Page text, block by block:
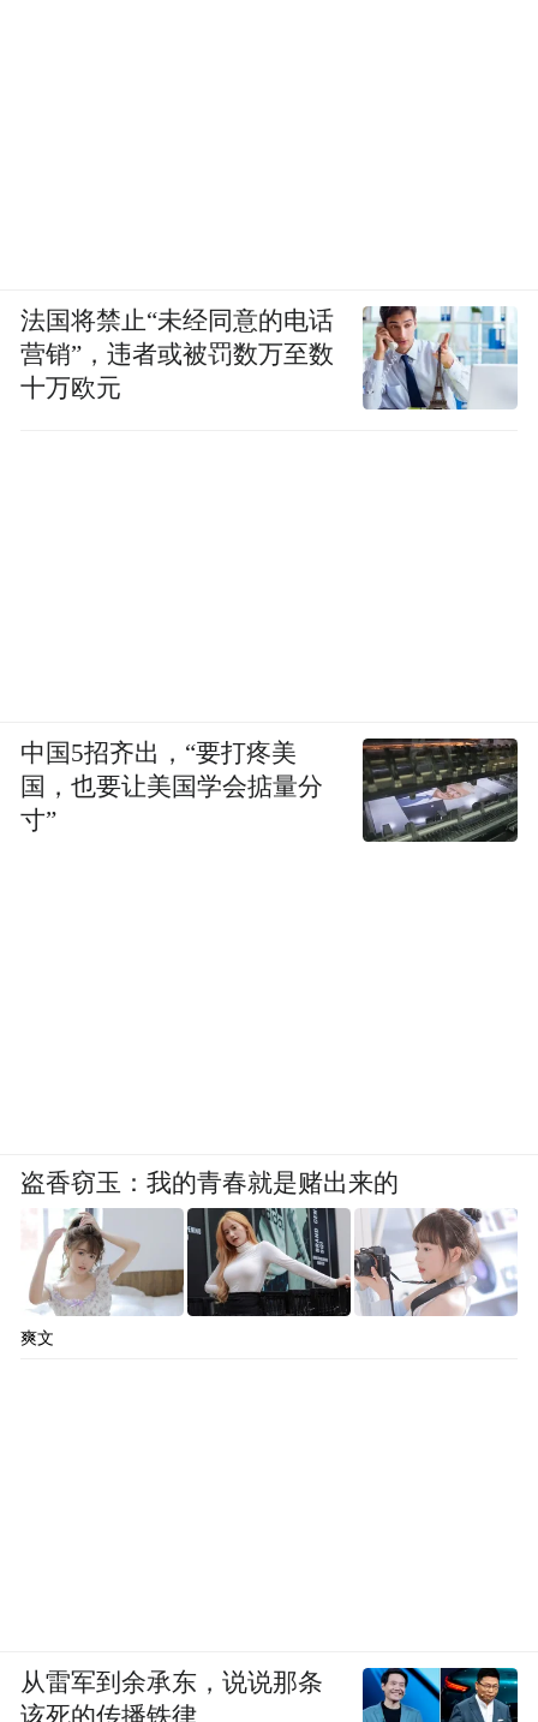
法国将禁止“未经同意的电话
营销”，违者或被罚数万至数
十万欧元
中国5招齐出，“要打疼美
国，也要让美国学会掂量分
寸”
盗香窃玉：我的青春就是赌出来的
爽文
从雷军到余承东，说说那条
该死的传播铁律